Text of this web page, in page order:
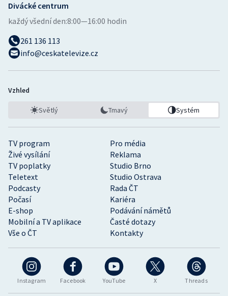
Instagram Facebook YouTube X Threads
TV program
Pro média
Živé vysílání
Reklama
TV poplatky
Studio Brno
Teletext
Studio Ostrava
Podcasty
Rada ČT
Počasí
Kariéra
E-shop
Podávání námětů
Mobilní a TV aplikace
Časté dotazy
Vše o ČT
Kontakty
Divácké centrum
každý všední den:8:00—16:00 hodin
261 136 113
info@ceskatelevize.cz
Vzhled
Světlý Tmavý Systém